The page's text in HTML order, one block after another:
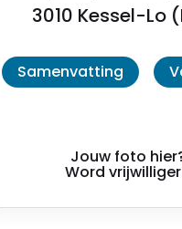
3010 Kessel-Lo
Samenvatting
Jouw foto
Word